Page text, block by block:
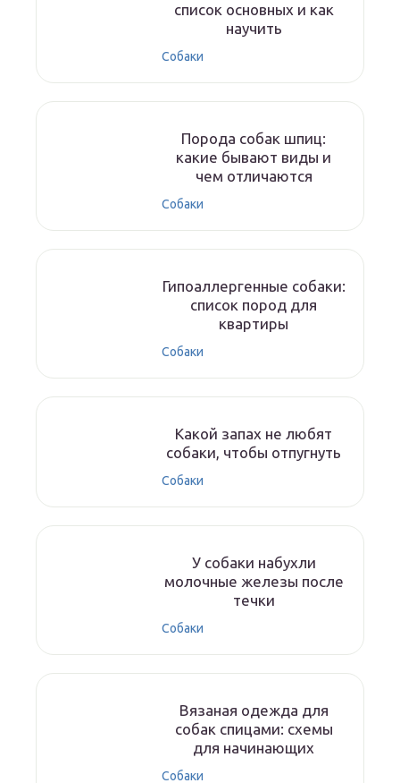
список основных и как
научить
Собаки
Порода собак шпиц:
какие бывают виды и
чем отличаются
Собаки
Гипоаллергенные собаки:
список пород для
квартиры
Собаки
Какой запах не любят
собаки, чтобы отпугнуть
Собаки
У собаки набухли
молочные железы после
течки
Собаки
Вязаная одежда для
собак спицами: схемы
для начинающих
Собаки